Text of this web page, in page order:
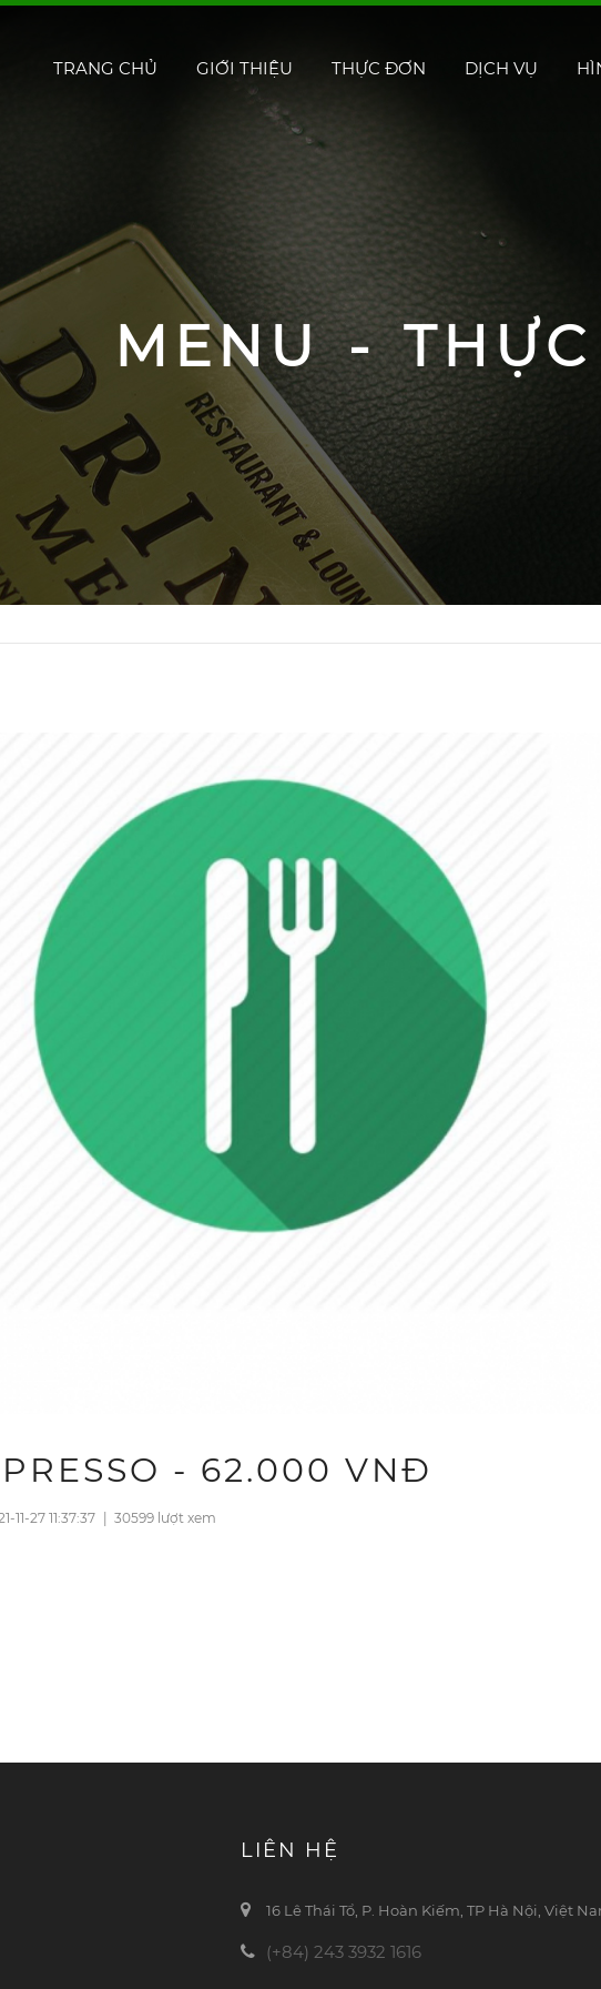
TRANG CHỦ GIỚI THIỆU THỰC ĐƠN DỊCH VỤ
MENU -
- 62.000 VNĐ
11-27 11:37:37 30599 lượt xem
LIÊN HỆ
16 Lê Thái Tổ, P. Hoàn Kiếm, TP Hà Nội, Việt
(+84) 243 3932 1616